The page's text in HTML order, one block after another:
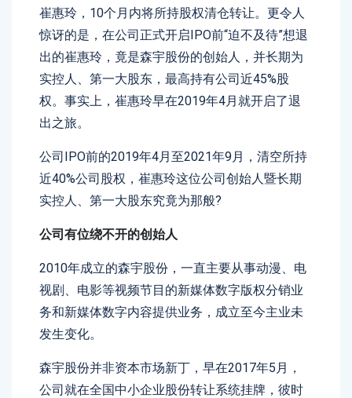
崔惠玲，10个月内将所持股权清仓转让。更令人
惊讶的是，在公司正式开启IPO前“迫不及待”想退
出的崔惠玲，竟是森宇股份的创始人，并长期为
实控人、第一大股东，最高持有公司近45%股
权。事实上，崔惠玲早在2019年4月就开启了退
出之旅。
公司IPO前的2019年4月至2021年9月，清空所持
近40%公司股权，崔惠玲这位公司创始人暨长期
实控人、第一大股东究竟为那般?
公司有位绕不开的创始人
2010年成立的森宇股份，一直主要从事动漫、电
视剧、电影等视频节目的新媒体数字版权分销业
务和新媒体数字内容提供业务，成立至今主业未
发生变化。
森宇股份并非资本市场新丁，早在2017年5月，
公司就在全国中小企业股份转让系统挂牌，彼时